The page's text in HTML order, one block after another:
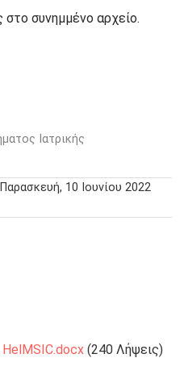
συνημμένο αρχείο.
Ιατρικής
10 Ιουνίου 2022
(240 Λήψεις)